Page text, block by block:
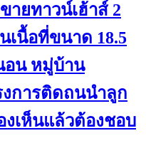
ายทาวน์เฮ้าส์ 2
เนื้อที่ขนาด 18.5
อน หมู่บ้าน
การติดถนนำลูก
งเห็นแล้วต้องชอบ